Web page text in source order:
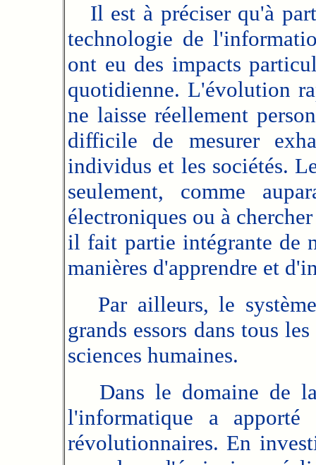
Il est à préciser qu'à
technologie de
ont eu des impacts
quotidienne. L'évolution
ne laisse réellement
difficile de mesurer
individus et les sociétés.
seulement, comme
électroniques ou à
il fait partie intégrante de
manières d'apprendre et
Par ailleurs, le
grands essors dans tous
sciences humaines.
Dans le domaine de
l'informatique a apporté
révolutionnaires. En